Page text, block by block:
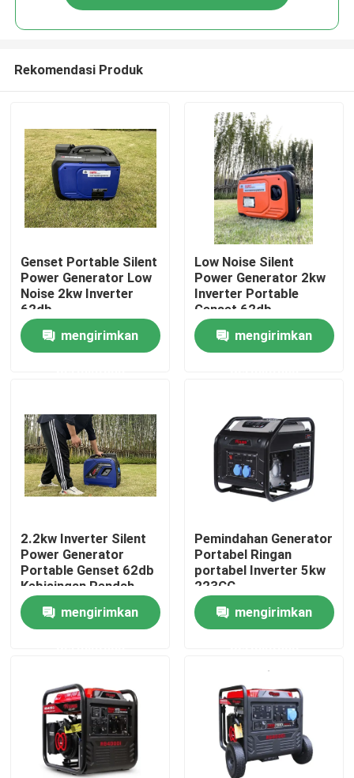
Rumah
Kontak
Produk
Generator Pengelasan Bensin
Generator Pengelasan Diesel
Generator Las Portabel
Tongkat Pengelasan Generator
Rekomendasi Produk
Genset Portable Silent
Power Generator Low
Noise 2kw Inverter
62db
mengirimkan
Low Noise Silent
Power Generator 2kw
Inverter Portable
Genset 62db
mengirimkan
2.2kw Inverter Silent
Power Generator
Portable Genset 62db
Kebisingan Rendah
mengirimkan
Pemindahan Generator
Portabel Ringan
portabel Inverter 5kw
223CC
mengirimkan